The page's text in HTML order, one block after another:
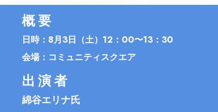
概要
日時：8月3日（土）12：00〜13：30
会場：コミュニティスクエア
出演者
綿谷エリナ氏